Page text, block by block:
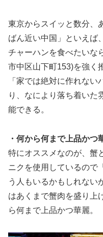
東京からスイッと数分、
ばん近い中国」といえば
チャーハンを食べたいな
市中区山下町153)を強く
「家では絶対に作れな
り、なにより落ち着いた
能できる。
・何から何まで上品かつ
特にオススメなのが、蟹
ニクを使用しているので
う人もいるかもしれない
はあくまで蟹肉を盛り上
ら何まで上品かつ華麗。